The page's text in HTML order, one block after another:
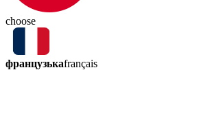
choose
французькаfrançais